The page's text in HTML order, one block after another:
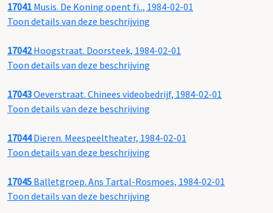
17041 Musis. De Koning opent fi.., 1984-02-01
Toon details van deze beschrijving
17042Hoogstraat. Doorsteek, 1984-02-01
Toon details van deze beschrijving
17043Oeverstraat. Chinees videobedrijf, 1984-02-01
Toon details van deze beschrijving
17044Dieren. Meespeeltheater, 1984-02-01
Toon details van deze beschrijving
17045 Balletgroep. Ans Tartal-Rosmoes, 1984-02-01
Toon details van deze beschrijving